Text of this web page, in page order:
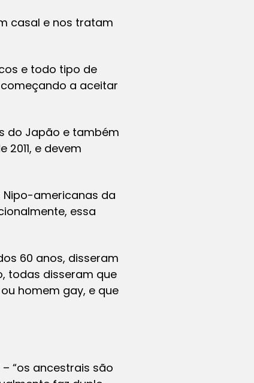
casal e nos tratam
e todo tipo de
a aceitar
do Japão e também
e devem
Nipo-americanas da
essa
60 anos, disseram
todas disseram que
homem gay, e que
“os ancestrais são